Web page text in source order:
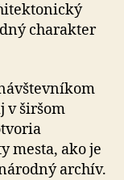
charakter
v širšom
mesta, ako je
archív.